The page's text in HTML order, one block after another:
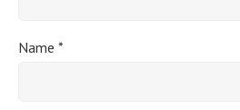
Name *